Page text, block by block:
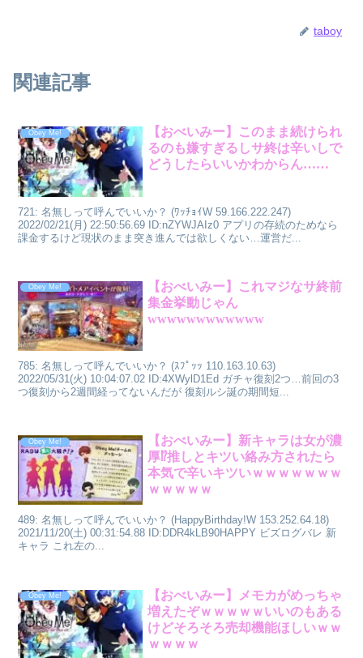
taboy
関連記事
Obey Me!
【おべいみー】このまま続けられ
るのも嫌すぎるしサ終は辛いしで
どうしたらいいかわからん……
721: 名無しって呼んでいいか？ (ﾜｯﾁｮｲW 59.166.222.247)
2022/02/21(月) 22:50:56.69 ID:nZYWJAIz0 アプリの存続のためなら
課金するけど現状のまま突き進んでは欲しくない…運営だ...
Obey Me!
【おべいみー】これマジなサ終前
集金挙動じゃん
wwwwwwwwwwww
785: 名無しって呼んでいいか？ (ｽﾌﾟｯｯ 110.163.10.63)
2022/05/31(火) 10:04:07.02 ID:4XWylD1Ed ガチャ復刻2つ…前回の3
つ復刻から2週間経ってないんだが 復刻ルシ誕の期間短...
Obey Me!
【おべいみー】新キャラは女が濃
厚⁉推しとキツい絡み方されたら
本気で辛いキツいｗｗｗｗｗｗｗ
ｗｗｗｗｗ
489: 名無しって呼んでいいか？ (HappyBirthday!W 153.252.64.18)
2021/11/20(土) 00:31:54.88 ID:DDR4kLB90HAPPY ビズログバレ 新
キャラ これ左の...
Obey Me!
【おべいみー】メモカがめっちゃ
増えたぞｗｗｗｗｗいいのもある
けどそろそろ売却機能ほしいｗｗ
ｗｗｗｗ